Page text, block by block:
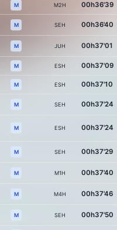
M M2H 00h36'39
M SEH 00h36'40
M JUH 00h37'01
M ESH 00h37'09
M ESH 00h37'10
M SEH 00h37'24
M ESH 00h37'24
M SEH 00h37'29
M M1H 00h37'40
M M4H 00h37'46
M SEH 00h37'50